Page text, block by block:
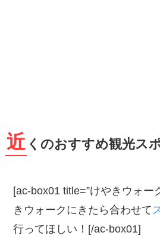
近 くのおすすめ観光ス
[ac-box01 title=”けやきウォー
きウォークにきたら合わせて
行ってほしい！[/ac-box01]